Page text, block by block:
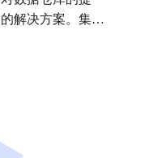
解决方案。集成